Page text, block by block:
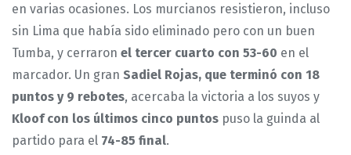
en varias ocasiones. Los murcianos resistieron, incluso
sin Lima que había sido eliminado pero con un buen
Tumba, y cerraron el tercer cuarto con 53-60 en el
marcador. Un gran Sadiel Rojas, que terminó con 18
puntos y 9 rebotes, acercaba la victoria a los suyos y
Kloof con los últimos cinco puntos puso la guinda al
partido para el 74-85 final.